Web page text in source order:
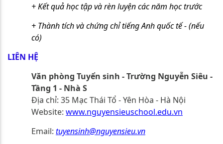
+ Kết quả học tập và rèn luyện các năm học trước
+ Thành tích và chứng chỉ tiếng Anh quốc tế - (nếu
có)
LIÊN HỆ
Văn phòng Tuyển sinh - Trường Nguyễn Siêu -
Tầng 1 - Nhà S
Địa chỉ: 35 Mạc Thái Tổ - Yên Hòa - Hà Nội
Website: www.nguyensieuschool.edu.vn
Email: tuyensinh@nguyensieu.vn